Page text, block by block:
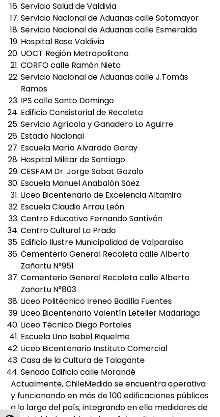
Servicio Salud de Valdivia
Servicio Nacional de Aduanas calle Sotomayor
Servicio Nacional de Aduanas calle Esmeralda
Hospital Base Valdivia
UOCT Región Metropolitana
CORFO calle Ramón Nieto
Servicio Nacional de Aduanas calle J.Tomás
Ramos
IPS calle Santo Domingo
Edificio Consistorial de Recoleta
Servicio Agrícola y Ganadero Lo Aguirre
Estadio Nacional
Escuela María Alvarado Garay
Hospital Militar de Santiago
CESFAM Dr. Jorge Sabat Gozalo
Escuela Manuel Anabalón Sáez
Liceo Bicentenario de Excelencia Altamira
Escuela Claudio Arrau León
Centro Educativo Fernando Santiván
Centro Cultural Lo Prado
Edificio Ilustre Municipalidad de Valparaíso
Cementerio General Recoleta calle Alberto
Zañartu N°951
Cementerio General Recoleta calle Alberto
Zañartu N°803
Liceo Politécnico Ireneo Badilla Fuentes
Liceo Bicentenario Valentín Letelier Madariaga
Liceo Técnico Diego Portales
Escuela Uno Isabel Riquelme
Liceo Bicentenario Instituto Comercial
Casa de la Cultura de Talagante
Senado Edificio calle Morandé
Actualmente, ChileMedido se encuentra operativa
y funcionando en más de 100 edificaciones públicas
a lo largo del país, integrando en ella medidores de